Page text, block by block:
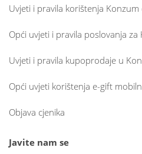
Uvjeti i pravila korištenja
Opći uvjeti i pravila poslovanja
Uvjeti i pravila kupoprodaje u
Opći uvjeti korištenja e-gift
Objava cjenika
Javite nam se